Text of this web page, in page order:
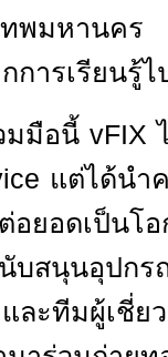
ทพมหานค
การเรียนรู้ไ
มมือนี้ vFIX
แต่ได้นำ
อยอดเป็นโ
สนุนอุปกรณ์
ะทีมผู้เชี่ย